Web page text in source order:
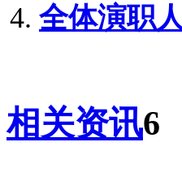
全体演职
相关资讯6